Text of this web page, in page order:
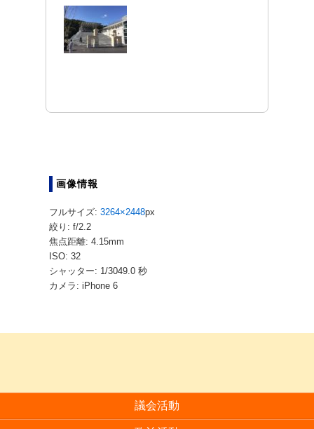
画像情報
フルサイズ: 3264×2448px
絞り: f/2.2
焦点距離: 4.15mm
ISO: 32
シャッター: 1/3049.0 秒
カメラ: iPhone 6
議会活動